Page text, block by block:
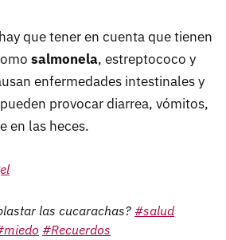
que tener en cuenta que tienen
salmonela, estreptococo y
enfermedades intestinales y
provocar diarrea, vómitos,
en las heces.
las cucarachas? #salud
#Recuerdos